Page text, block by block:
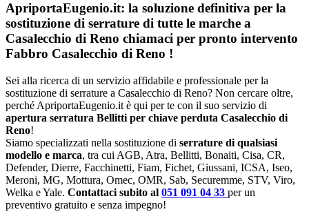
ApriportaEugenio.it: la soluzione definitiva per la
sostituzione di serrature di tutte le marche a
Casalecchio di Reno chiamaci per pronto intervento
Fabbro Casalecchio di Reno !
Sei alla ricerca di un servizio affidabile e professionale per la
sostituzione di serrature a Casalecchio di Reno? Non cercare oltre,
perché ApriportaEugenio.it è qui per te con il suo servizio di
apertura serratura Bellitti per chiave perduta Casalecchio di
Reno!
Siamo specializzati nella sostituzione di serrature di qualsiasi
modello e marca, tra cui AGB, Atra, Bellitti, Bonaiti, Cisa, CR,
Defender, Dierre, Facchinetti, Fiam, Fichet, Giussani, ICSA, Iseo,
Meroni, MG, Mottura, Omec, OMR, Sab, Securemme, STV, Viro,
Welka e Yale. Contattaci subito al 051 091 04 33 per un
preventivo gratuito e senza impegno!